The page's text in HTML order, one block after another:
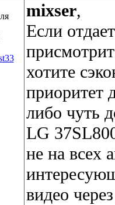
mixser,
Если
хотите
приоритет
либо чуть
LG
не на всех
видео